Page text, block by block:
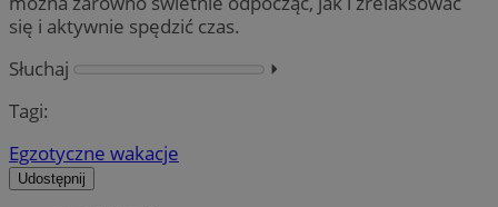
się i aktywnie spędzić czas.
Słuchaj
⏵︎
Tagi:
Egzotyczne wakacje
Udostępnij